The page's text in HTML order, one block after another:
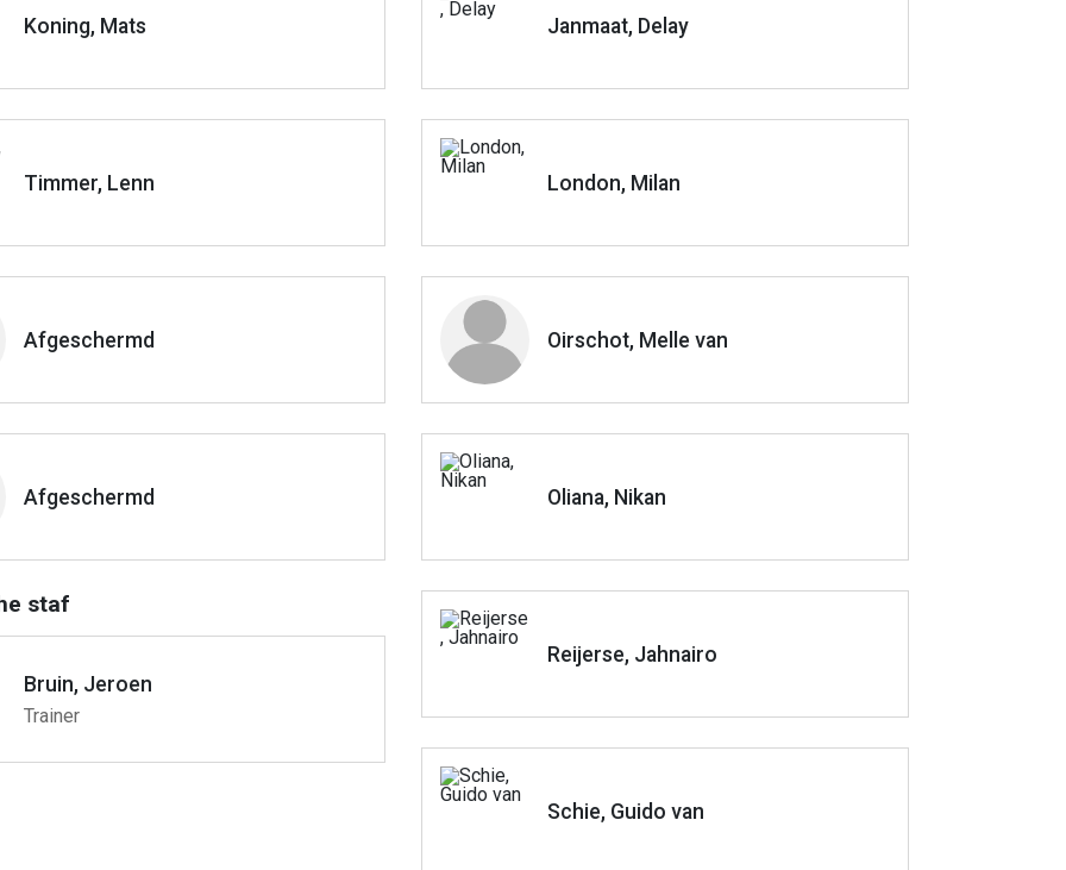
Koning, Mats
Timmer, Lenn
Afgeschermd
Afgeschermd
staf
Bruin, Jeroen
Trainer
Janmaat, Delay
London, Milan
Oirschot, Melle van
Oliana, Nikan
Reijerse, Jahnairo
Schie, Guido van